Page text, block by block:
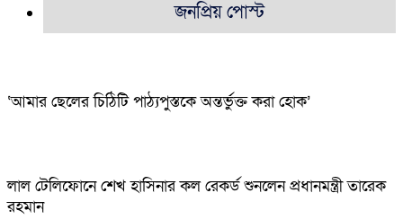
জনপ্রিয় পোস্ট
‘আমার ছেলের চিঠিটি পাঠ্যপুস্তকে অন্তর্ভুক্ত করা হোক’
লাল টেলিফোনে শেখ হাসিনার কল রেকর্ড শুনলেন প্রধানমন্ত্রী তারেক
রহমান